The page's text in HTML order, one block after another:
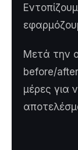
Μετά την
before/
μέρες για